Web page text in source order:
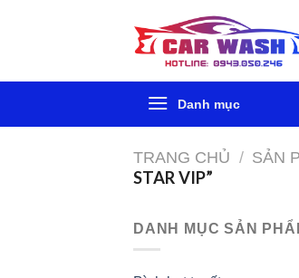
nội
Danh mục
TRANG CHỦ / SẢN
STAR VIP”
DANH MỤC SẢN